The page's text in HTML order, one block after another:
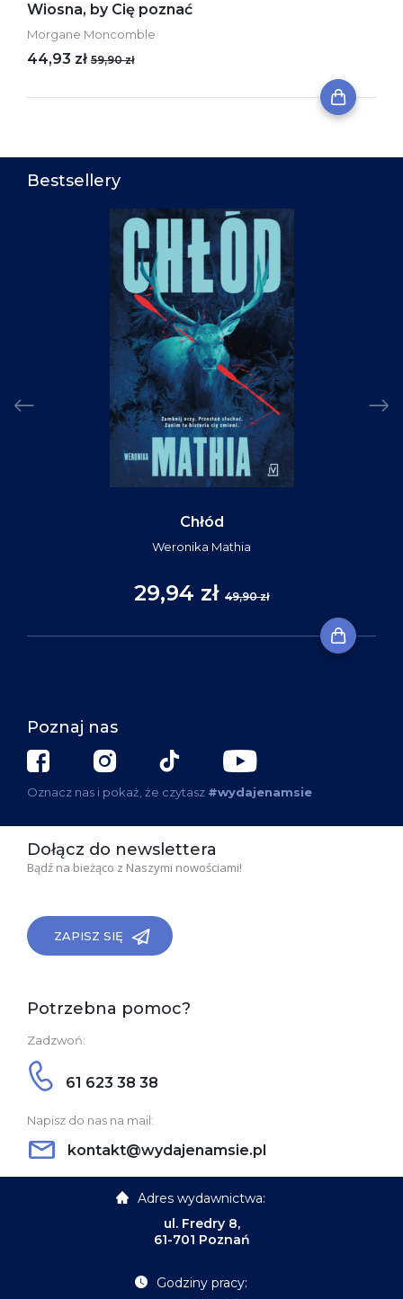
Wiosna, by Cię poznać
Morgane Moncomble
44,93 zł 59,90 zł
Bestsellery
Chłód
Weronika Mathia
29,94 zł 49,90 zł
Poznaj nas
Oznacz nas i pokaż, że czytasz #wydajenamsie
Dołącz do newslettera
Bądź na bieżąco z Naszymi nowościami!
ZAPISZ SIĘ
Potrzebna pomoc?
Zadzwoń:
61 623 38 38
Napisz do nas na mail:
kontakt@wydajenamsie.pl
Adres wydawnictwa:
ul. Fredry 8,
61-701 Poznań
Godziny pracy: